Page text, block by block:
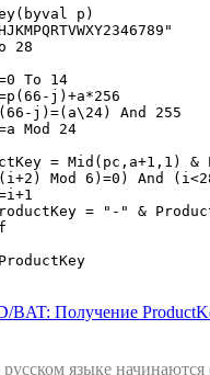
p)
28
To 14
j)+a*256
j)=(a\24) And 255
Mod 24
= Mid(pc,a+1,1) &
Mod 6)=0) And
= "-" &
BAT: Получение
языке